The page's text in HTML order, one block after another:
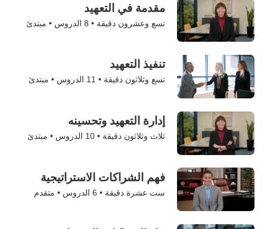
مقدمة في التعهيد
تسع وعشرون دقيقة • 8 الدروس • مبتدئ
تنفيذ التعهيد
تسع وثلاثون دقيقة • 11 الدروس • مبتدئ
إدارة التعهيد وتحسينه
ثلاث وثلاثون دقيقة •10 الدروس • مبتدئ
فهم الشراكات الاستراتيجية
ست عشرة دقيقة • 6 الدروس • متقدم